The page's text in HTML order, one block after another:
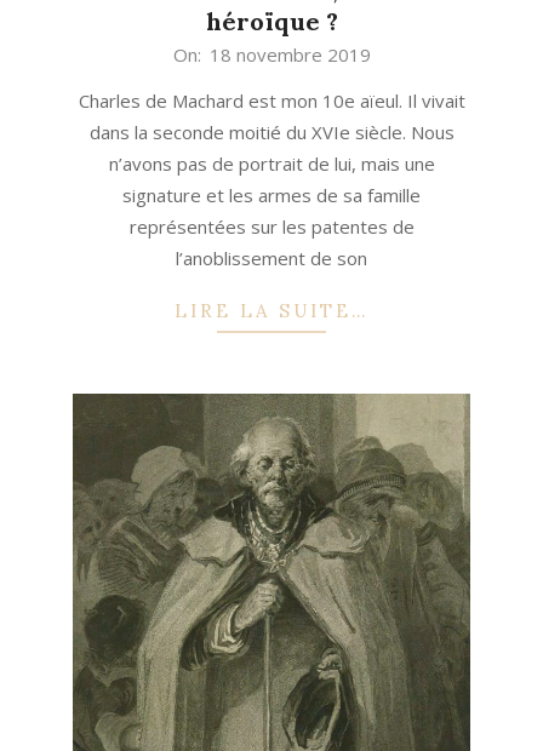
héroïque ?
18
On: 18 novembre 2019
Charles de Machard est mon 10e aïeul. Il vivait
dans la seconde moitié du XVIe siècle. Nous
n’avons pas de portrait de lui, mais une
signature et les armes de sa famille
représentées sur les patentes de
l’anoblissement de son
LIRE LA SUITE…